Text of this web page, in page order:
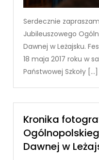
Serdecznie
Jubileuszowego
Dawnej w Leżajsku.
18 maja 2017 roku w
Państwowej Szkoły […]
Kronika
Dawnej w